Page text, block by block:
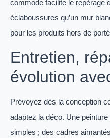
commode facilite le repérage
éclaboussures qu’un mur
pour les produits hors de
Entretien,
évolution
Prévoyez dès la conception
adaptez la déco. Une
simples ; des cadres